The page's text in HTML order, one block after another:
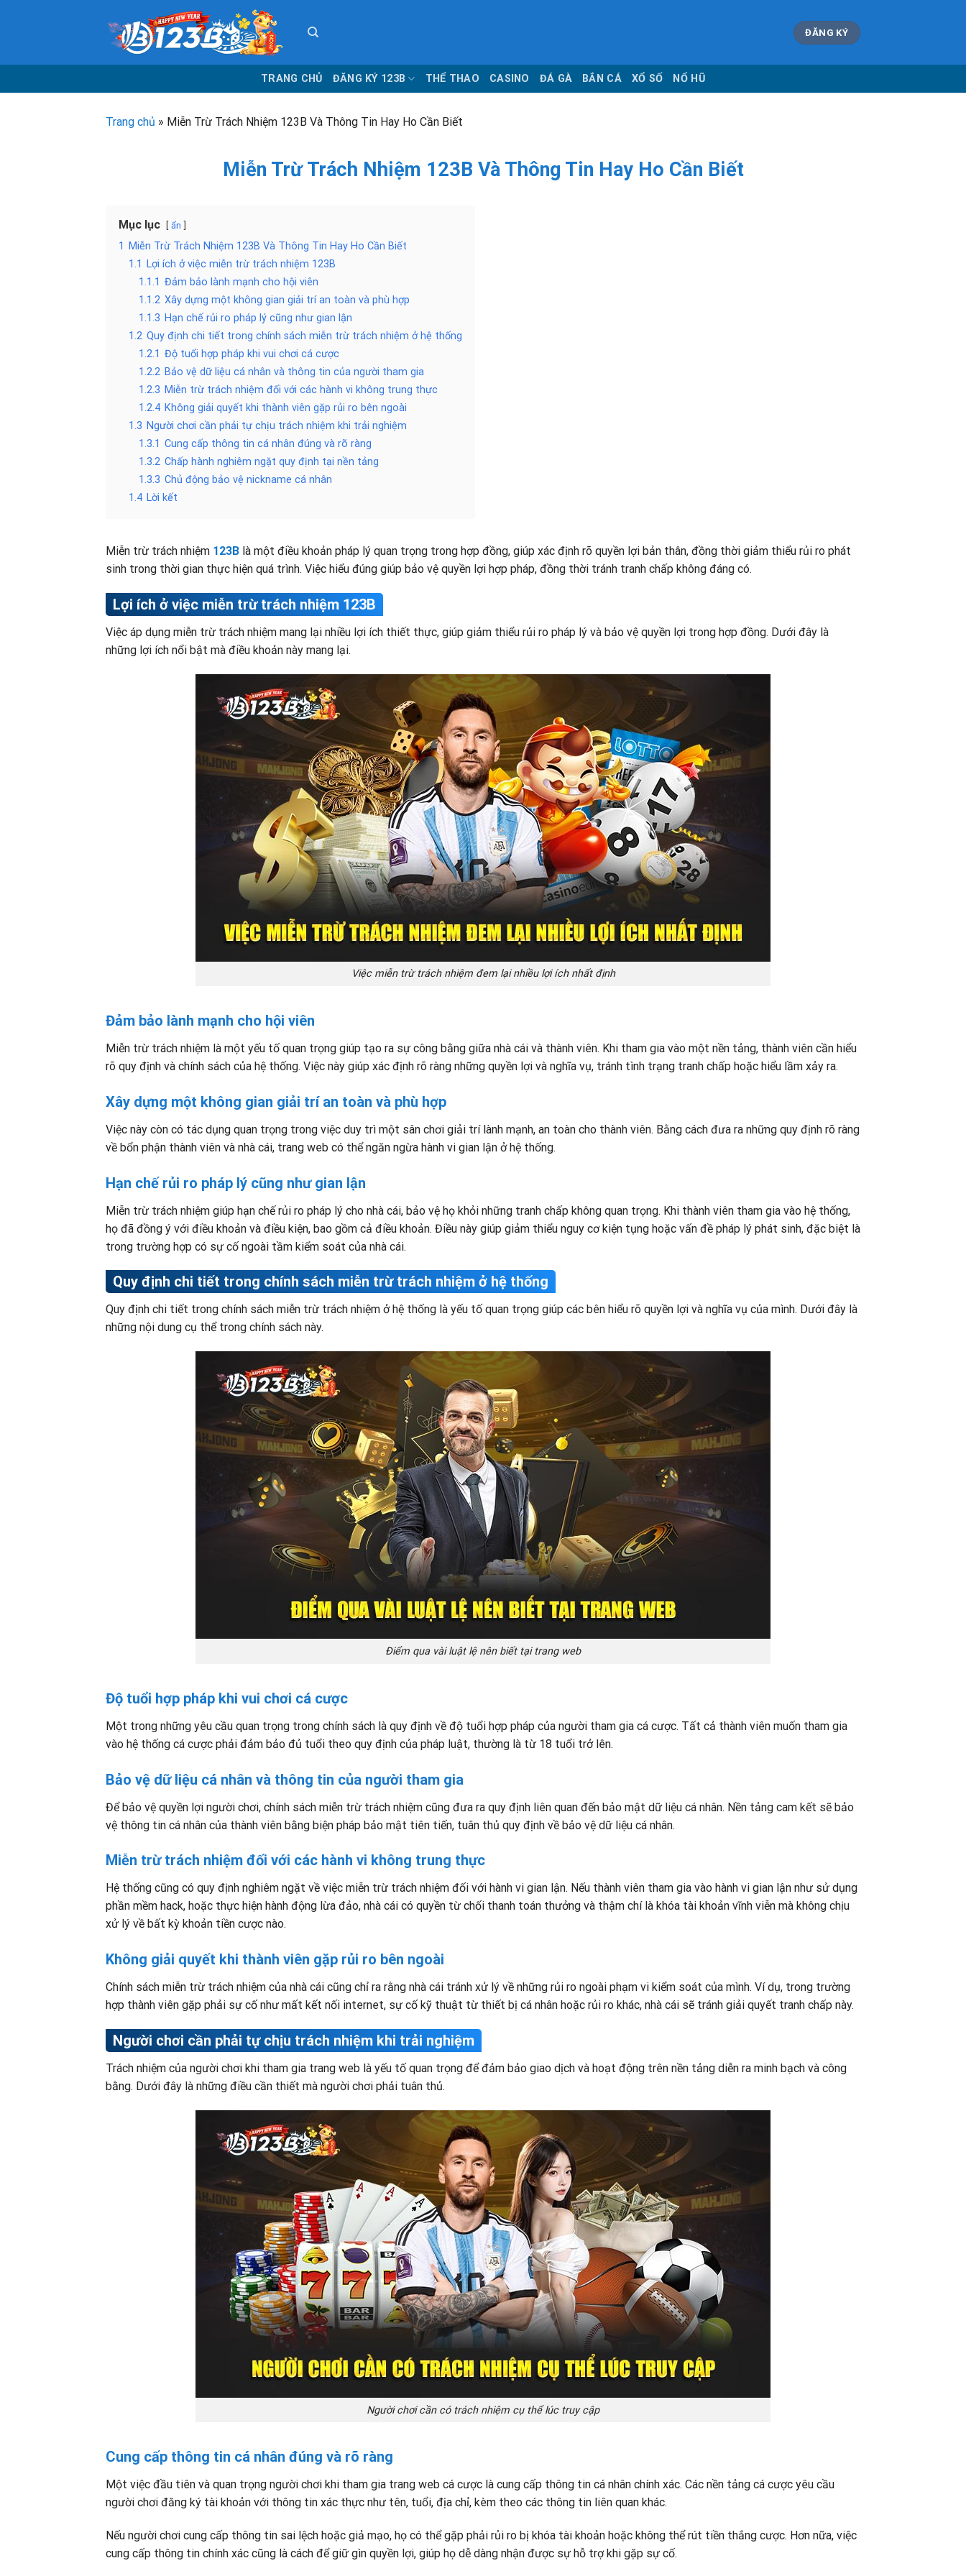
dung
ĐĂNG KÝ
TRANG CHỦ ĐĂNG KÝ 123B THỂ THAO CASINO ĐÁ GÀ BẮN CÁ XỔ SỐ NỔ HŨ
Trang chủ » Miễn Trừ Trách Nhiệm 123B Và Thông Tin Hay Ho Cần Biết
Miễn Trừ Trách Nhiệm 123B Và Thông Tin Hay Ho Cần Biết
Mục lục ẩn
1
Miễn Trừ Trách Nhiệm 123B Và Thông Tin Hay Ho Cần Biết
1.1
Lợi ích ở việc miễn trừ trách nhiệm 123B
1.1.1 Đảm bảo lành mạnh cho hội viên
1.1.2 Xây dựng một không gian giải trí an toàn và phù hợp
1.1.3 Hạn chế rủi ro pháp lý cũng như gian lận
1.2 Quy định chi tiết trong chính sách miễn trừ trách nhiệm ở hệ thống
1.2.1 Độ tuổi hợp pháp khi vui chơi cá cược
1.2.2 Bảo vệ dữ liệu cá nhân và thông tin của người tham gia
1.2.3 Miễn trừ trách nhiệm đối với các hành vi không trung thực
1.2.4 Không giải quyết khi thành viên gặp rủi ro bên ngoài
1.3 Người chơi cần phải tự chịu trách nhiệm khi trải nghiệm
1.3.1 Cung cấp thông tin cá nhân đúng và rõ ràng
1.3.2 Chấp hành nghiêm ngặt quy định tại nền tảng
1.3.3 Chủ động bảo vệ nickname cá nhân
1.4 Lời kết
Miễn trừ trách nhiệm 123B là một điều khoản pháp lý quan trọng trong hợp đồng, giúp xác định rõ quyền lợi bản thân, đồng thời giảm thiểu rủi ro phát
sinh trong thời gian thực hiện quá trình. Việc hiểu đúng giúp bảo vệ quyền lợi hợp pháp, đồng thời tránh tranh chấp không đáng có.
Lợi ích ở việc miễn trừ trách nhiệm 123B
Việc áp dụng miễn trừ trách nhiệm mang lại nhiều lợi ích thiết thực, giúp giảm thiểu rủi ro pháp lý và bảo vệ quyền lợi trong hợp đồng. Dưới đây là
những lợi ích nổi bật mà điều khoản này mang lại.
Việc miễn trừ trách nhiệm đem lại nhiều lợi ích nhất định
Đảm bảo lành mạnh cho hội viên
Miễn trừ trách nhiệm là một yếu tố quan trọng giúp tạo ra sự công bằng giữa nhà cái và thành viên. Khi tham gia vào một nền tảng, thành viên cần hiểu
rõ quy định và chính sách của hệ thống. Việc này giúp xác định rõ ràng những quyền lợi và nghĩa vụ, tránh tình trạng tranh chấp hoặc hiểu lầm xảy ra.
Xây dựng một không gian giải trí an toàn và phù hợp
Việc này còn có tác dụng quan trọng trong việc duy trì một sân chơi giải trí lành mạnh, an toàn cho thành viên. Bằng cách đưa ra những quy định rõ ràng
về bổn phận thành viên và nhà cái, trang web có thể ngăn ngừa hành vi gian lận ở hệ thống.
Hạn chế rủi ro pháp lý cũng như gian lận
Miễn trừ trách nhiệm giúp hạn chế rủi ro pháp lý cho nhà cái, bảo vệ họ khỏi những tranh chấp không quan trọng. Khi thành viên tham gia vào hệ thống,
họ đã đồng ý với điều khoản và điều kiện, bao gồm cả điều khoản. Điều này giúp giảm thiểu nguy cơ kiện tụng hoặc vấn đề pháp lý phát sinh, đặc biệt là
trong trường hợp có sự cố ngoài tầm kiểm soát của nhà cái.
Quy định chi tiết trong chính sách miễn trừ trách nhiệm ở hệ thống
Quy định chi tiết trong chính sách miễn trừ trách nhiệm ở hệ thống là yếu tố quan trọng giúp các bên hiểu rõ quyền lợi và nghĩa vụ của mình. Dưới đây là
những nội dung cụ thể trong chính sách này.
Điểm qua vài luật lệ nên biết tại trang web
Độ tuổi hợp pháp khi vui chơi cá cược
Một trong những yêu cầu quan trọng trong chính sách là quy định về độ tuổi hợp pháp của người tham gia cá cược. Tất cả thành viên muốn tham gia
vào hệ thống cá cược phải đảm bảo đủ tuổi theo quy định của pháp luật, thường là từ 18 tuổi trở lên.
Bảo vệ dữ liệu cá nhân và thông tin của người tham gia
Để bảo vệ quyền lợi người chơi, chính sách miễn trừ trách nhiệm cũng đưa ra quy định liên quan đến bảo mật dữ liệu cá nhân. Nền tảng cam kết sẽ bảo
vệ thông tin cá nhân của thành viên bằng biện pháp bảo mật tiên tiến, tuân thủ quy định về bảo vệ dữ liệu cá nhân.
Miễn trừ trách nhiệm đối với các hành vi không trung thực
Hệ thống cũng có quy định nghiêm ngặt về việc miễn trừ trách nhiệm đối với hành vi gian lận. Nếu thành viên tham gia vào hành vi gian lận như sử dụng
phần mềm hack, hoặc thực hiện hành động lừa đảo, nhà cái có quyền từ chối thanh toán thưởng và thậm chí là khóa tài khoản vĩnh viễn mà không chịu
xử lý về bất kỳ khoản tiền cược nào.
Không giải quyết khi thành viên gặp rủi ro bên ngoài
Chính sách miễn trừ trách nhiệm của nhà cái cũng chỉ ra rằng nhà cái tránh xử lý về những rủi ro ngoài phạm vi kiểm soát của mình. Ví dụ, trong trường
hợp thành viên gặp phải sự cố như mất kết nối internet, sự cố kỹ thuật từ thiết bị cá nhân hoặc rủi ro khác, nhà cái sẽ tránh giải quyết tranh chấp này.
Người chơi cần phải tự chịu trách nhiệm khi trải nghiệm
Trách nhiệm của người chơi khi tham gia trang web là yếu tố quan trọng để đảm bảo giao dịch và hoạt động trên nền tảng diễn ra minh bạch và công
bằng. Dưới đây là những điều cần thiết mà người chơi phải tuân thủ.
Người chơi cần có trách nhiệm cụ thể lúc truy cập
Cung cấp thông tin cá nhân đúng và rõ ràng
Một việc đầu tiên và quan trọng người chơi khi tham gia trang web cá cược là cung cấp thông tin cá nhân chính xác. Các nền tảng cá cược yêu cầu
người chơi đăng ký tài khoản với thông tin xác thực như tên, tuổi, địa chỉ, kèm theo các thông tin liên quan khác.
Nếu người chơi cung cấp thông tin sai lệch hoặc giả mạo, họ có thể gặp phải rủi ro bị khóa tài khoản hoặc không thể rút tiền thắng cược. Hơn nữa, việc
cung cấp thông tin chính xác cũng là cách để giữ gìn quyền lợi, giúp họ dễ dàng nhận được sự hỗ trợ khi gặp sự cố.